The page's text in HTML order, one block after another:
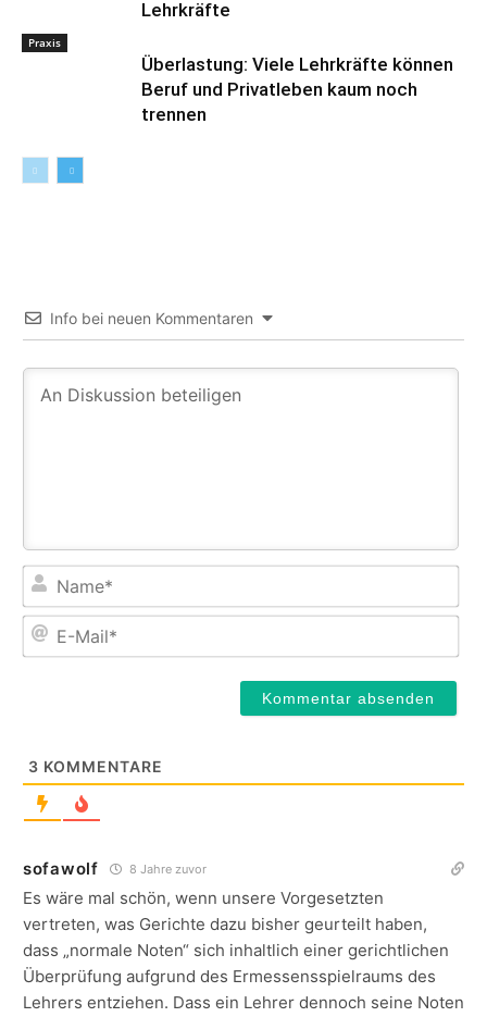
Lehrkräfte
Praxis
Überlastung: Viele Lehrkräfte können
Beruf und Privatleben kaum noch
trennen
Info bei neuen Kommentaren
E-
3 KOMMENTARE
sofawolf 8 Jahre zuvor
Es wäre mal schön, wenn unsere Vorgesetzten
vertreten, was Gerichte dazu bisher geurteilt haben,
dass „normale Noten“ sich inhaltlich einer gerichtlichen
Überprüfung aufgrund des Ermessensspielraums des
Lehrers entziehen. Dass ein Lehrer dennoch seine Noten